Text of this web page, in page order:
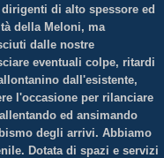
di alto spessore ed
della Meloni, ma
dalle nostre
eventuali colpe, ritardi
dall'esistente,
l'occasione per rilanciare
ed ansimando
degli arrivi. Abbiamo
Dotata di spazi e servizi